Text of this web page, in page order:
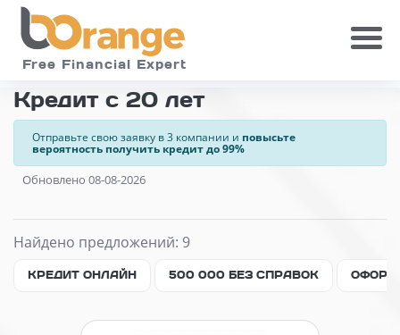
Skip to main
Free Financial Expert
Кредит с 20 лет
Отправьте свою заявку в 3 компании и повысьте
вероятность получить кредит до 99%
Обновлено 08-08-2026
Найдено предложений: 9
КРЕДИТ ОНЛАЙН 500 000 БЕЗ СПРАВОК